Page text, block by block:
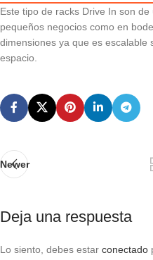
Este tipo de racks Drive In son
pequeños negocios como en
dimensiones ya que es escalable
espacio.
Newer
Deja una respuesta
Lo siento, debes estar conectado